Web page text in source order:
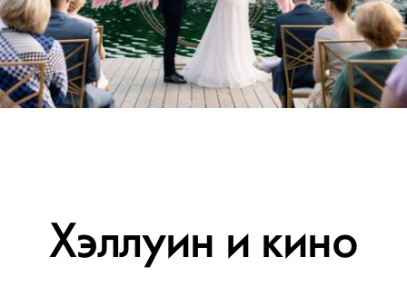
Хэллуин и кино